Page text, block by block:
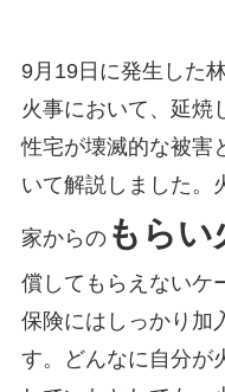
9月19日に発生した
火事において、延焼
性宅が壊滅的な被害
いて解説しました。
家からのもらい
償してもらえないケ
保険にはしっかり加
す。どんなに自分が